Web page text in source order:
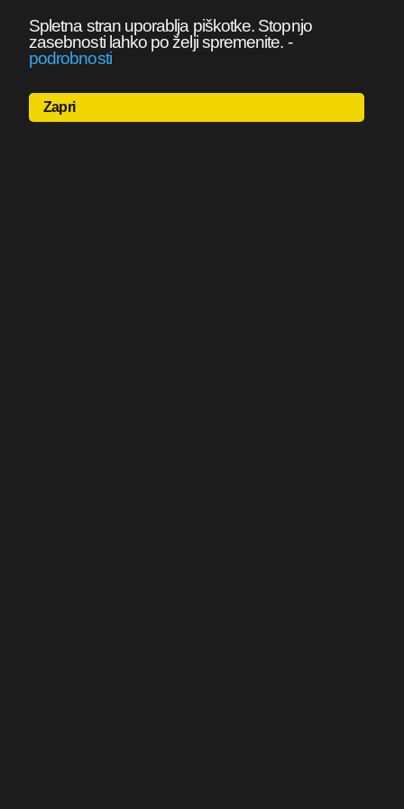
Spletna stran uporablja piškotke. Stopnjo
zasebnosti lahko po želji spremenite. -
podrobnosti
Zapri